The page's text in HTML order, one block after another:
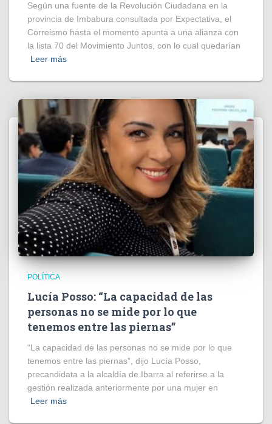
Según una fuente de la Revolución Ciudadana en la
provincia de Imbabura consultada por Expectativa, el
Correismo hasta el momento apunta a una alianza con
la lista 70 del Movimiento Juntos, con lo cual quedarían
Leer más
POLÍTICA
Lucía Posso: “La capacidad de las
personas no se mide por lo que
tenemos entre las piernas”
“La capacidad de las personas no se mide por lo que
tenemos entre las piernas”, dijo Lucía Posso,
precandidata a la alcaldía de Ibarra al referirse a la
gestión realizada anteriormente por una mujer en
Leer más